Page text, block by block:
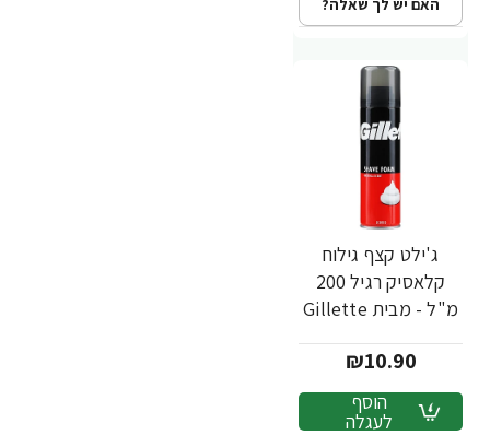
ג'ילט קצף גילוח
קלאסיק רגיל 200
מ"ל - מבית Gillette
₪10.90
הוסף
לעגלה